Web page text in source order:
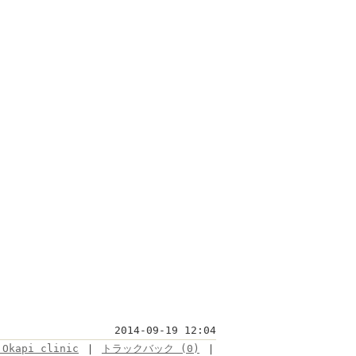
2014-09-19 12:04
Okapi clinic ｜ トラックバック (0) ｜